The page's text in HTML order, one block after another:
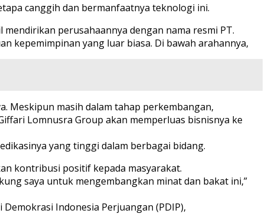
canggih dan bermanfaatnya teknologi ini.
perusahaannya dengan nama resmi PT.
kepemimpinan yang luar biasa. Di bawah arahannya,
Meskipun masih dalam tahap perkembangan,
Lomnusra Group akan memperluas bisnisnya ke
yang tinggi dalam berbagai bidang.
kontribusi positif kepada masyarakat.
saya untuk mengembangkan minat dan bakat ini,”
Indonesia Perjuangan (PDIP),